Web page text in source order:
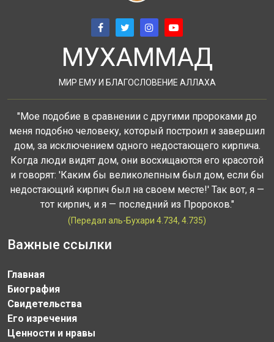
МУХАММАД
МИР ЕМУ И БЛАГОСЛОВЕНИЕ АЛЛАХА
"Мое подобие в сравнении с другими пророками до
меня подобно человеку, который построил и завершил
дом, за исключением одного недостающего кирпича.
Когда люди видят дом, они восхищаются его красотой
и говорят: 'Каким бы великолепным был дом, если бы
недостающий кирпич был на своем месте!' Так вот, я —
тот кирпич, и я — последний из Пророков."
(Передал аль-Бухари 4.734, 4.735)
Важные ссылки
Главная
Биография
Свидетельства
Его изречения
Ценности и нравы